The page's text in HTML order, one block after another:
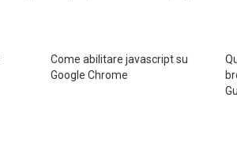
Come abilitare javascript su
Google Chrome